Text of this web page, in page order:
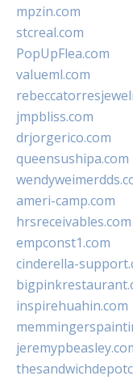
mpzin.com
stcreal.com
PopUpFlea.com
valueml.com
jmpbliss.com
drjorgerico.com
queensushipa.com
ameri-camp.com
hrsreceivables.com
empconst1.com
cinderella-
inspirehuahin.com